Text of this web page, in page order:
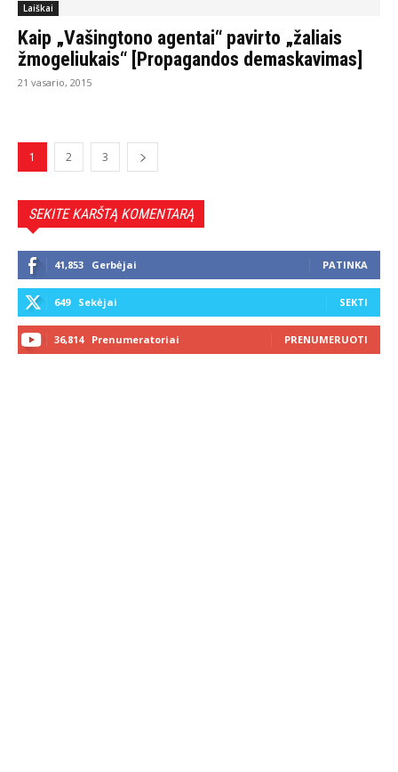
Laiškai
Kaip „Vašingtono agentai“ pavirto „žaliais
žmogeliukais“ [Propagandos demaskavimas]
21 vasario, 2015
1 2 3
SEKITE KARŠTĄ KOMENTARĄ
41,853 Gerbėjai PATINKA
649 Sekėjai SEKTI
36,814 Prenumeratoriai PRENUMERUOTI